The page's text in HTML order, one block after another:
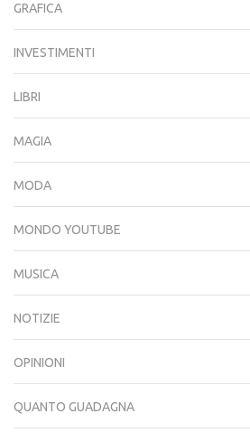
GRAFICA
INVESTIMENTI
LIBRI
MAGIA
MODA
MONDO YOUTUBE
MUSICA
NOTIZIE
OPINIONI
QUANTO GUADAGNA